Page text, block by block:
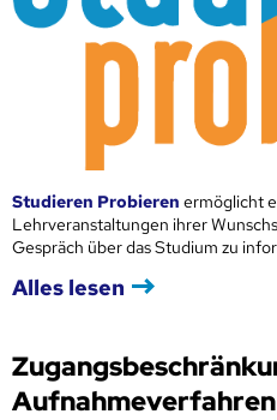
Studieren Probieren ermöglicht
Lehrveranstaltungen ihrer
Gespräch über das Studium zu
Alles lesen
Aufnahmeverfahren